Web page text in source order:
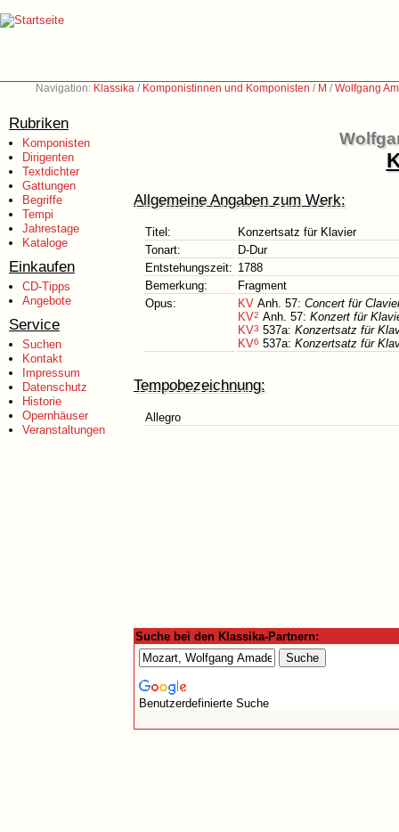
Navigation: Klassika / Komponistinnen und Komponisten / M /Wolfgang
Rubriken
Komponisten
Dirigenten
Textdichter
Gattungen
Begriffe
Tempi
Jahrestage
Kataloge
Einkaufen
CD-Tipps
Angebote
Service
Suchen
Kontakt
Impressum
Datenschutz
Historie
Opernhäuser
Veranstaltungen
Allgemeine Angaben zum Werk:
Titel:
Konzertsatz für Klavier
Tonart:
D-Dur
Entstehungszeit: 1788
Bemerkung:
Fragment
Opus:
KV Anh. 57: Concert für
KV2 Anh. 57: Konzert für
KV3 537a: Konzertsatz für
KV6 537a: Konzertsatz für
Tempobezeichnung:
Allegro
Suche bei den Klassika-Partnern:
Benutzerdefinierte Suche